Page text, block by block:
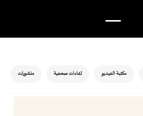
مكتبة الفيديو لقاءات صحفية منشورات